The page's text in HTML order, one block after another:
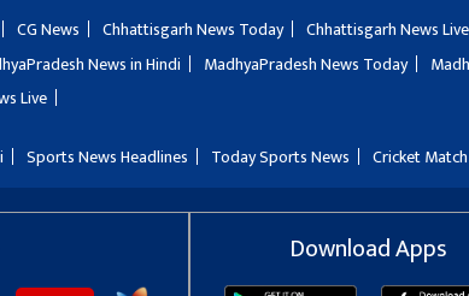
CG News Chhattisgarh News Today Chhattisgarh News Live
News in Hindi MadhyaPradesh News Today
Live
Sports News Headlines Today Sports News Cricket
Download Apps